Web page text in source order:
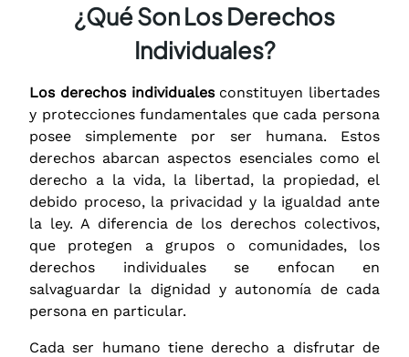
¿Qué Son Los Derechos
Individuales?
Los derechos individualesconstituyen libertades
y protecciones fundamentales que cada persona
posee simplemente por ser humana. Estos
derechos abarcan aspectos esenciales como el
derecho a la vida, la libertad, la propiedad, el
debido proceso, la privacidad y la igualdad ante
la ley. A diferencia de los derechos colectivos,
que protegen a grupos o comunidades, los
derechos individuales se enfocan en
salvaguardar la dignidad y autonomía de cada
persona en particular.
Cada ser humano tiene derecho a disfrutar de